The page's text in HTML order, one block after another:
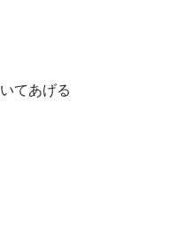
てあげる